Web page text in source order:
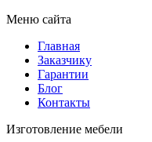
Меню сайта
Главная
Заказчику
Гарантии
Блог
Контакты
Изготовление мебели